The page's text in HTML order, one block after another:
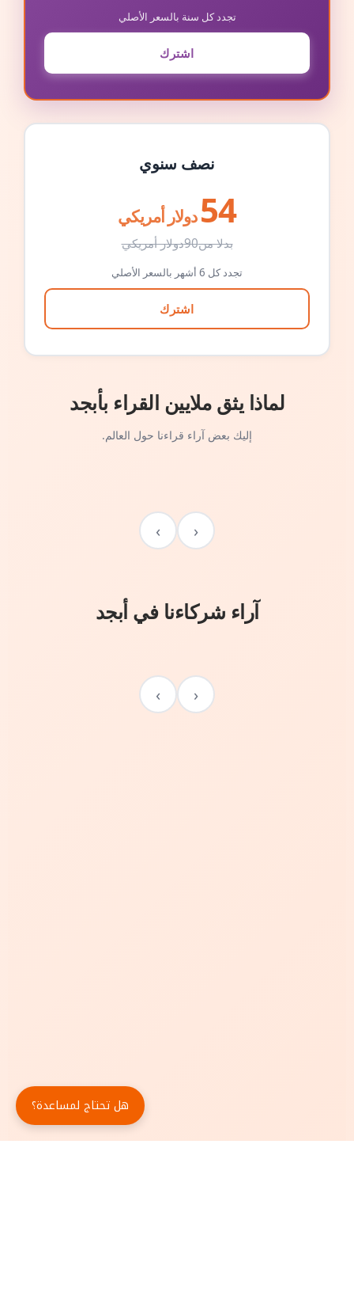
تجدد كل سنة بالسعر الأصلي
اشترك
نصف سنوي
54 دولار أمريكي
بدلا من90دولار أمريكي
تجدد كل 6 أشهر بالسعر الأصلي
اشترك
لماذا يثق ملايين القراء بأبجد
إليك بعض آراء قراءنا حول العالم.
‹
›
آراء شركاءنا في أبجد
‹
›
هل تحتاج لمساعدة؟